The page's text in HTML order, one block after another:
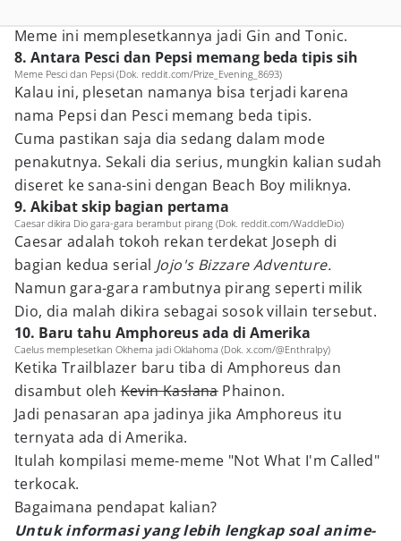
Meme ini memplesetkannya jadi Gin and Tonic.
8. Antara Pesci dan Pepsi memang beda tipis sih
Meme Pesci dan Pepsi (Dok. reddit.com/Prize_Evening_8693)
Kalau ini, plesetan namanya bisa terjadi karena
nama Pepsi dan Pesci memang beda tipis.
Cuma pastikan saja dia sedang dalam mode
penakutnya. Sekali dia serius, mungkin kalian sudah
diseret ke sana-sini dengan Beach Boy miliknya.
9. Akibat skip bagian pertama
Caesar dikira Dio gara-gara berambut pirang (Dok. reddit.com/WaddleDio)
Caesar adalah tokoh rekan terdekat Joseph di
bagian kedua serial Jojo's Bizzare Adventure.
Namun gara-gara rambutnya pirang seperti milik
Dio, dia malah dikira sebagai sosok villain tersebut.
10. Baru tahu Amphoreus ada di Amerika
Caelus memplesetkan Okhema jadi Oklahoma (Dok. x.com/@Enthralpy)
Ketika Trailblazer baru tiba di Amphoreus dan
disambut olehKevin KaslanaPhainon.
Jadi penasaran apa jadinya jika Amphoreus itu
ternyata ada di Amerika.
Itulah kompilasi meme-meme "Not What I'm Called"
terkocak.
Bagaimana pendapat kalian?
Untuk informasi yang lebih lengkap soal anime-